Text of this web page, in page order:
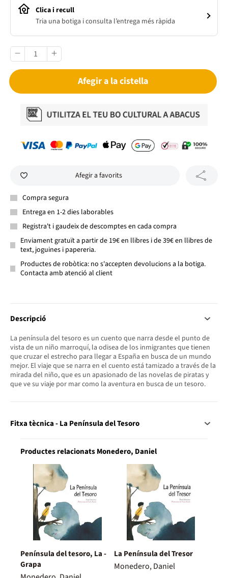
Clica i recull
Tria una botiga i consulta l’entrega més ràpida
Afegir a la cistella
Afegir a favorits
Compra segura
Entrega en 1-2 dies laborables
Registra't i gaudeix de descomptes en cada compra
Enviament gratuït a partir de 19€ en llibres i de 39€ en llibres de
text, joguines i papereria.
Productes de robòtica: no s'accepten devolucions a la botiga.
Contacta amb atenció al client
Descripció
La península del tesoro es un cuento que narra desde el punto de
vista de un niño marroquí, la odisea de los inmigrantes que tienen
que cruzar el estrecho para llegar a España en busca de un mundo
mejor. El viaje que se narra en el cuento está tamizado a través de la
mirada del niño, que es un apasionado de las novelas de piratas y
que ve su viaje por mar como la aventura en busca de un tesoro.
Fitxa tècnica - La Península del Tesoro
Productes relacionats Monedero, Daniel
Península del tesoro, La -
Grapa
La Península del Tresor
Monedero, Daniel